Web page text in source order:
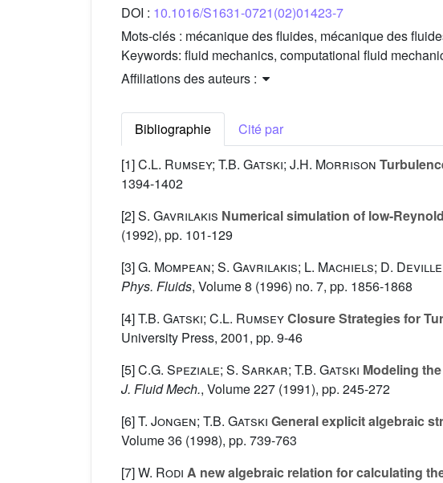
DOI : 10.1016/S1631-0721(02)01423-7
Mots-clés : mécanique des fluides, mécanique des
Keywords: fluid mechanics, computational fluid
Affiliations des auteurs :
Bibliographie
Cité par
[1]C.L. Rumsey; T.B. Gatski; J.H. Morrison
1394-1402
[2]S. Gavrilakis Numerical simulation of low-
(1992), pp. 101-129
[3]G. Mompean; S. Gavrilakis; L. Machiels; D. Deville
Phys. Fluids, Volume 8 (1996) no. 7, pp. 1856-1868
[4]T.B. Gatski; C.L. RumseyClosure Strategies for
University Press, 2001, pp. 9-46
[5]C.G. Speziale; S. Sarkar; T.B. Gatski Modeling
J. Fluid Mech., Volume 227 (1991), pp. 245-272
[6]T. Jongen; T.B. Gatski General explicit algebraic
Volume 36 (1998), pp. 739-763
[7]W. Rodi A new algebraic relation for calculating